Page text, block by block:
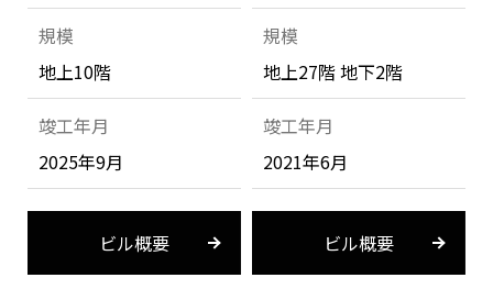
規模
地上10階
竣工年月
2025年9月
ビル概要
規模
地上27階 地下2階
竣工年月
2021年6月
ビル概要